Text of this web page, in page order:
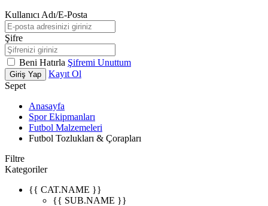
Kullanıcı Adı/E-Posta
Şifre
Beni Hatırla Şifremi Unuttum
Giriş Yap
Kayıt Ol
Sepet
Anasayfa
Spor Ekipmanları
Futbol Malzemeleri
Futbol Tozlukları & Çorapları
Filtre
Kategoriler
{{ CAT.NAME }}
{{ SUB.NAME }}